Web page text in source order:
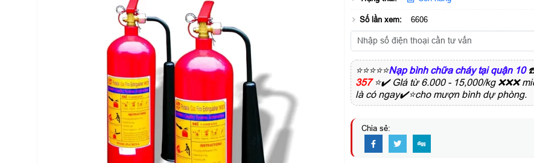
Số lần xem: 6606
⭐⭐⭐⭐⭐Nạp bình chữa cháy tại quận 10
357⭐✔️ GIá từ 6.000 - 15,000/kg ❌❌❌
là có ngay✔️⭐cho mượn bình dự phòng.
Chia sẻ: